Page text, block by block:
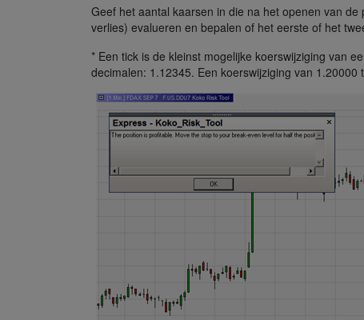
Geef het aantal kaarsen in die na het openen van
verlies) evalueren en bepalen of het eerste of het
* Een tick is de kleinst mogelijke koerswijziging van
decimalen: 1.12345. Een koerswijziging van